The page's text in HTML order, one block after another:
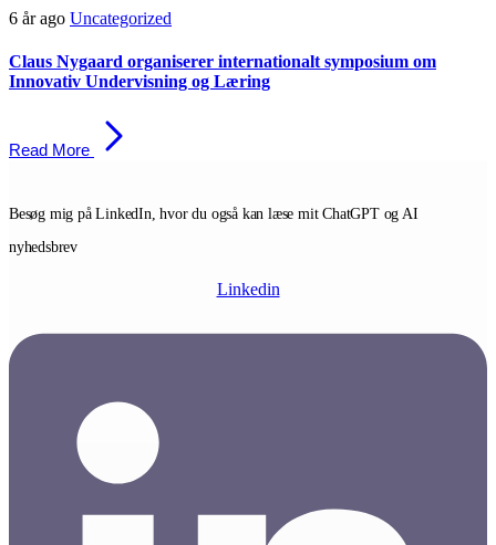
Skip
Skip
primary
navigation
6 år ago Uncategorized
Claus Nygaard organiserer internationalt symposium om
Innovativ Undervisning og Læring
Read More
Besøg mig på LinkedIn, hvor du også kan læse mit ChatGPT og AI
nyhedsbrev
Linkedin